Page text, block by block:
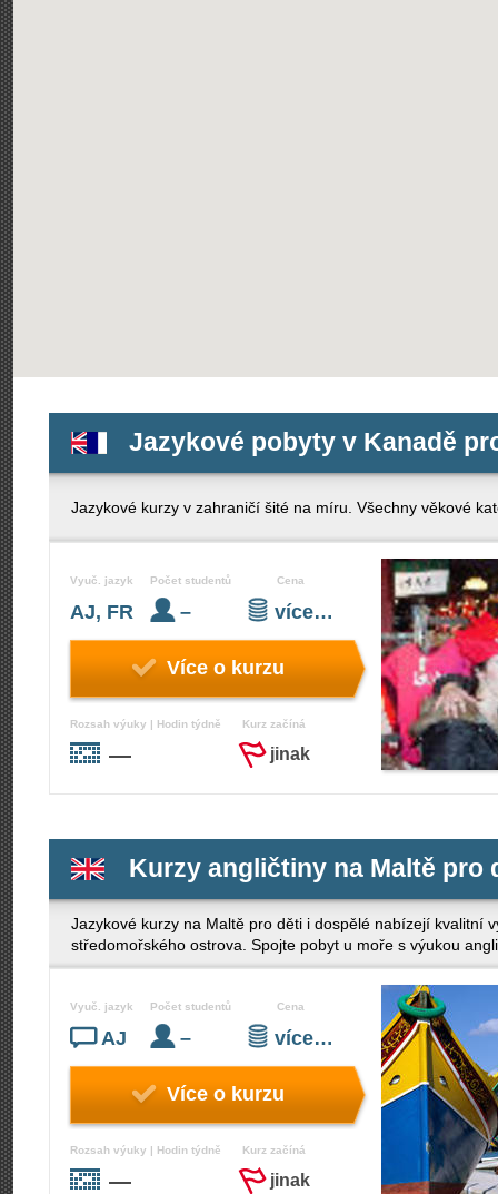
Jazykové pobyty v Kanadě
Jazykové kurzy v zahraničí šité na míru. Všechny věkové
Vyuč. jazyk
AJ, FR
Počet studentů
–
Cena
více…
Více o kurzu
Rozsah výuky | Hodin týdně
—
Kurz začíná
jinak
Kurzy angličtiny na Maltě pro
Jazykové kurzy na Maltě pro děti i dospělé nabízejí kvalitní
středomořského ostrova. Spojte pobyt u moře s výukou
Vyuč. jazyk
AJ
Počet studentů
–
Cena
více…
Více o kurzu
Rozsah výuky | Hodin týdně
—
Kurz začíná
jinak